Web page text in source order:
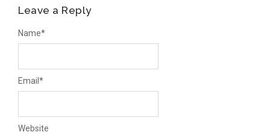
Leave a Reply
Name*
Email *
Website